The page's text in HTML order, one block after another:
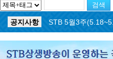
공지사항
STB 5월4주
공지사항
STB 5월3주
공지사항
STB 4월마지막주
STB 4월4주
공지사항
STB 4월2주